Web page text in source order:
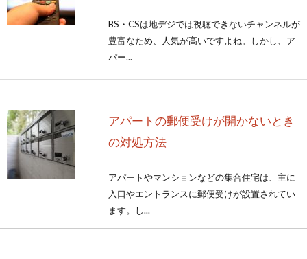
BS・CSは地デジでは視聴できないチャンネルが
豊富なため、人気が高いですよね。しかし、ア
パー...
アパートの郵便受けが開かないとき
の対処方法
アパートやマンションなどの集合住宅は、主に
入口やエントランスに郵便受けが設置されてい
ます。し...